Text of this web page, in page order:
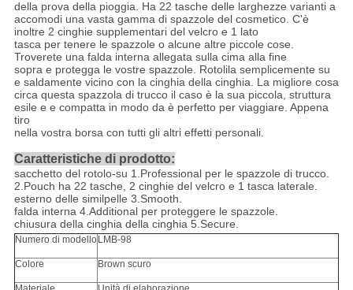
della prova della pioggia. Ha 22 tasche delle larghezze varianti a
accomodi una vasta gamma di spazzole del cosmetico. C'è
inoltre 2 cinghie supplementari del velcro e 1 lato
tasca per tenere le spazzole o alcune altre piccole cose.
Troverete una falda interna allegata sulla cima alla fine
sopra e protegga le vostre spazzole. Rotolila semplicemente su
e saldamente vicino con la cinghia della cinghia. La migliore cosa
circa questa spazzola di trucco il caso è la sua piccola, struttura
esile e e compatta in modo da è perfetto per viaggiare. Appena
tiro
nella vostra borsa con tutti gli altri effetti personali.
Caratteristiche di prodotto:
sacchetto del rotolo-su 1.Professional per le spazzole di trucco.
2.Pouch ha 22 tasche, 2 cinghie del velcro e 1 tasca laterale.
esterno delle similpelle 3.Smooth.
falda interna 4.Additional per proteggere le spazzole.
chiusura della cinghia della cinghia 5.Secure.
Numero di modello LMB-98
Colore Brown scuro